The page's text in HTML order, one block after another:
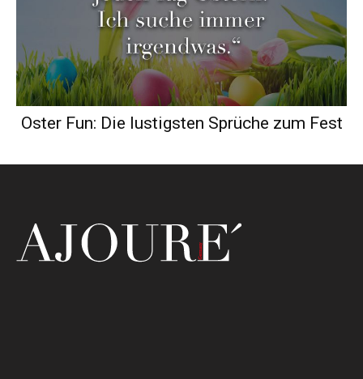
Oster Fun: Die lustigsten Sprüche zum Fest